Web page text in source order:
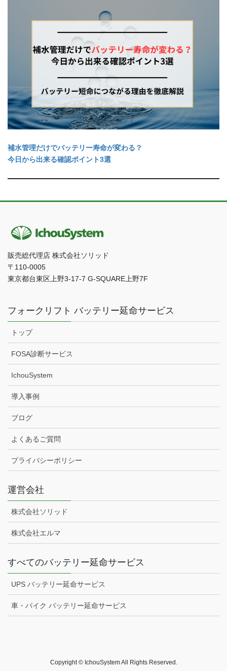
補水管理だけでバッテリー寿命が変わる？
今日から出来る確認ポイント3選
販売総代理店 株式会社ソリッド
〒110-0005
東京都台東区上野3-17-7 G-SQUARE上野7F
フォークリフト バッテリー延命サービス
トップ
FOSA診断サービス
IchouSystem
導入事例
ブログ
よくあるご質問
プライバシーポリシー
運営会社
株式会社ソリッド
株式会社エルマ
すべてのバッテリー延命サービス
UPS バッテリー延命サービス
車・バイク バッテリー延命サービス
Copyright © IchouSystem All Rights Reserved.